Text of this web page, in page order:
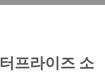
프라이즈 소